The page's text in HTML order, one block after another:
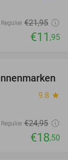
Regulier €21,95
€11 ,95
26%
9.8 star
Regulier €24,95
€18,50